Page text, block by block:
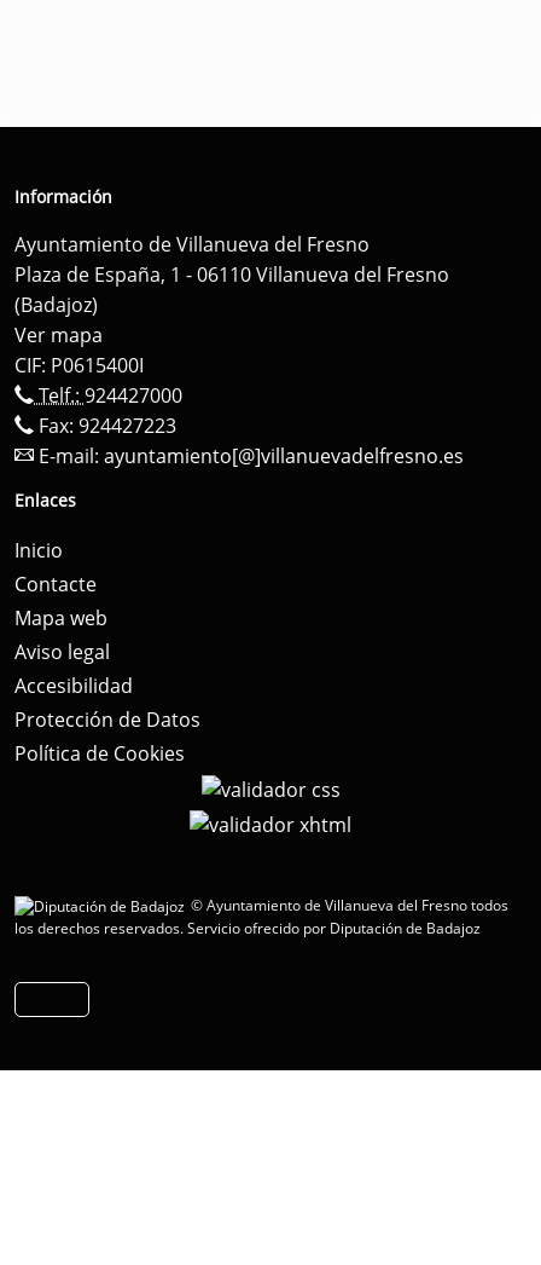
Información
Ayuntamiento de Villanueva del Fresno
Plaza de España, 1 - 06110 Villanueva del Fresno
(Badajoz)
Ver mapa
CIF: P0615400I
Telf.: 924427000
Fax: 924427223
E-mail: ayuntamiento[@]villanuevadelfresno.es
Enlaces
Inicio
Contacte
Mapa web
Aviso legal
Accesibilidad
Protección de Datos
Política de Cookies
© Ayuntamiento de Villanueva del Fresno todos
los derechos reservados.Servicio ofrecido por Diputación de Badajoz